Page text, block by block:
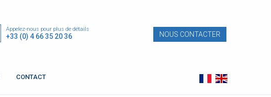
Appelez-nous pour plus de détails
+33 (0) 4 66 35 20 36 NOUS CONTACTER
CONTACT